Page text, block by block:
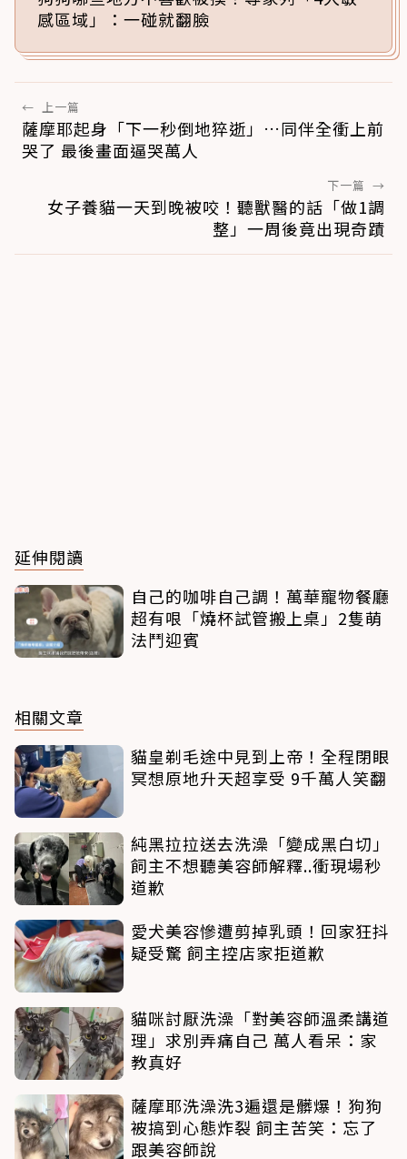
感區域」：一碰就翻臉
← 上一篇
薩摩耶起身「下一秒倒地猝逝」…同伴全衝上前
哭了 最後畫面逼哭萬人
下一篇 →
女子養貓一天到晚被咬！聽獸醫的話「做1調
整」一周後竟出現奇蹟
延伸閱讀
自己的咖啡自己調！萬華寵物餐廳
超有哏「燒杯試管搬上桌」2隻萌
法鬥迎賓
相關文章
貓皇剃毛途中見到上帝！全程閉眼
冥想原地升天超享受 9千萬人笑翻
純黑拉拉送去洗澡「變成黑白切」
飼主不想聽美容師解釋..衝現場秒
道歉
愛犬美容慘遭剪掉乳頭！回家狂抖
疑受驚 飼主控店家拒道歉
貓咪討厭洗澡「對美容師溫柔講道
理」求別弄痛自己 萬人看呆：家
教真好
薩摩耶洗澡洗3遍還是髒爆！狗狗
被搞到心態炸裂 飼主苦笑：忘了
跟美容師說